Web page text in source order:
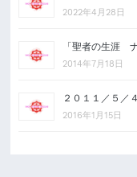
2022年4月28日
「聖者の生涯
2014年7月18日
２０１１／５／
2016年1月15日